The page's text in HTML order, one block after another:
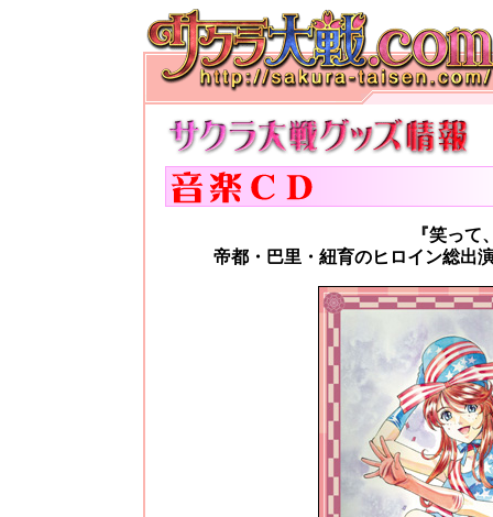
『笑って
帝都・巴里・紐育のヒロイン総出